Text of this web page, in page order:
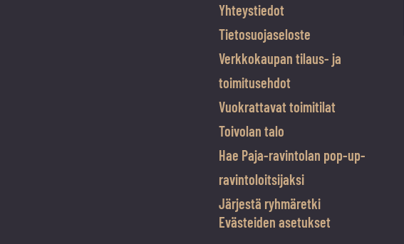
Yhteystiedot
Tietosuojaseloste
Verkkokaupan tilaus- ja
toimitusehdot
Vuokrattavat toimitilat
Toivolan talo
Hae Paja-ravintolan pop-up-
ravintoloitsijaksi
Järjestä ryhmäretki
Evästeiden asetukset